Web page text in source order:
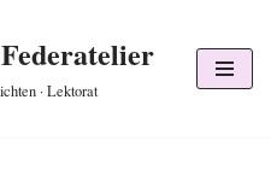
· Lektorat